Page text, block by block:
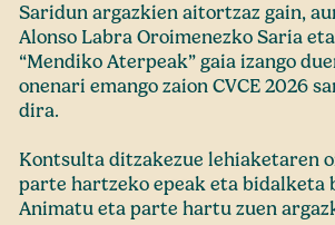
Saridun argazkien aitortzaz gain,
Alonso Labra Oroimenezko Saria
“Mendiko Aterpeak” gaia izango
onenari emango zaion CVCE 2026
dira.
Kontsulta ditzakezue lehiaketaren
parte hartzeko epeak eta bidalketa
Animatu eta parte hartu zuen